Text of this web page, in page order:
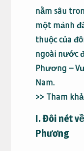
nằm sâu
một mảnh
thuộc của
ngoài nước
Phương –
Nam.
>> Tham
I. Đôi nét
Phương